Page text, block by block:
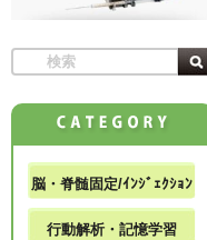
脳・脊髄固定/ｲﾝｼﾞｪｸｼｮﾝ
行動解析・記憶学習